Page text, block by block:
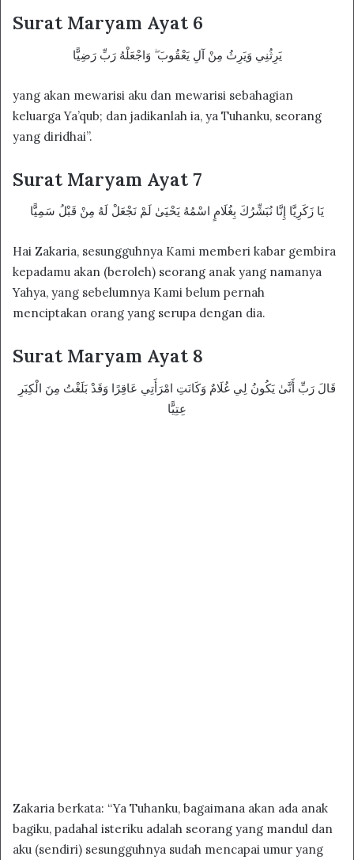
Surat Maryam Ayat 6
يَرِثُنِي وَيَرِثُ مِنْ آلِ يَعْقُوبَ ۖ وَاجْعَلْهُ رَبِّ رَضِيًّا
yang akan mewarisi aku dan mewarisi sebahagian
keluarga Ya’qub; dan jadikanlah ia, ya Tuhanku, seorang
yang diridhai”.
Surat Maryam Ayat 7
يَا زَكَرِيَّا إِنَّا نُبَشِّرُكَ بِغُلَامٍ اسْمُهُ يَحْيَىٰ لَمْ نَجْعَلْ لَهُ مِنْ قَبْلُ سَمِيًّا
Hai Zakaria, sesungguhnya Kami memberi kabar gembira
kepadamu akan (beroleh) seorang anak yang namanya
Yahya, yang sebelumnya Kami belum pernah
menciptakan orang yang serupa dengan dia.
Surat Maryam Ayat 8
قَالَ رَبِّ أَنَّىٰ يَكُونُ لِي غُلَامٌ وَكَانَتِ امْرَأَتِي عَاقِرًا وَقَدْ بَلَغْتُ مِنَ الْكِبَرِ
عِتِيًّا
Zakaria berkata: “Ya Tuhanku, bagaimana akan ada anak
bagiku, padahal isteriku adalah seorang yang mandul dan
aku (sendiri) sesungguhnya sudah mencapai umur yang